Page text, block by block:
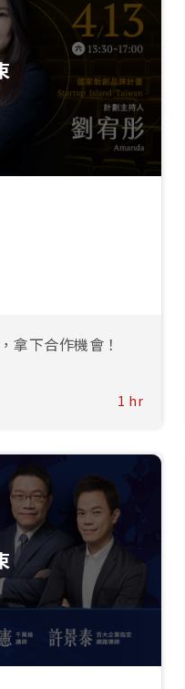
拿下合作機會！
1 hr